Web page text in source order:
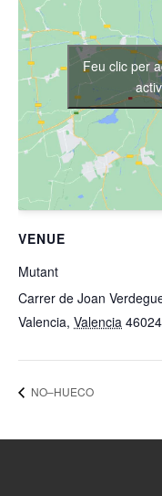
VENUE
Mutant
Carrer de Joan
Valencia, Valencia 46024
Feu clic per
NO–HUECO